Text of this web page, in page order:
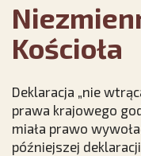
Kościoła
Deklaracja „nie
prawa krajowego
miała prawo
późniejszej